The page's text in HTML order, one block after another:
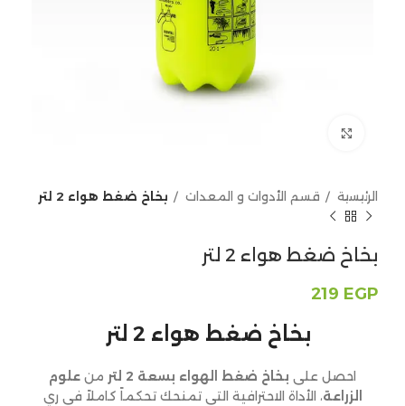
الرئيسية قسم الأدوات و المعدات بخاخ ضغط هواء 2 لتر
بخاخ ضغط هواء 2 لتر
219 EGP
بخاخ ضغط هواء 2 لتر
احصل على بخاخ ضغط الهواء بسعة 2 لتر من علوم
الزراعة، الأداة الاحترافية التي تمنحك تحكماً كاملاً في ري